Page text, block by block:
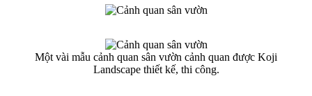
Một vài mẫu cảnh quan sân vườn cảnh quan được Koji
Landscape thiết kế, thi công.